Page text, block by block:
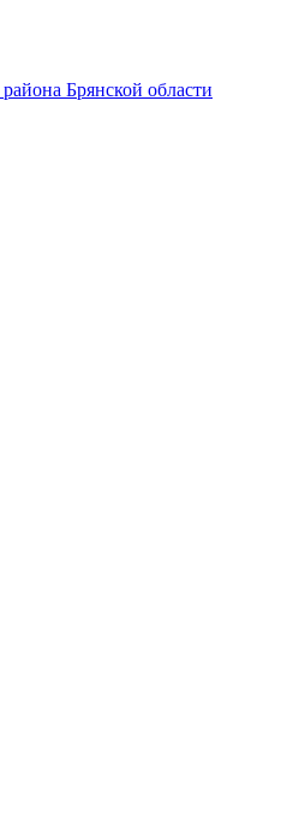
Брянской области